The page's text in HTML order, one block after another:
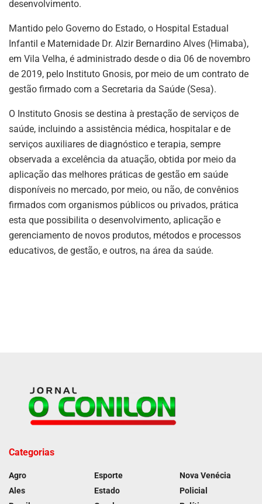
desenvolvimento.
Mantido pelo Governo do Estado, o Hospital Estadual
Infantil e Maternidade Dr. Alzir Bernardino Alves (Himaba),
em Vila Velha, é administrado desde o dia 06 de novembro
de 2019, pelo Instituto Gnosis, por meio de um contrato de
gestão firmado com a Secretaria da Saúde (Sesa).
O Instituto Gnosis se destina à prestação de serviços de
saúde, incluindo a assistência médica, hospitalar e de
serviços auxiliares de diagnóstico e terapia, sempre
observada a excelência da atuação, obtida por meio da
aplicação das melhores práticas de gestão em saúde
disponíveis no mercado, por meio, ou não, de convênios
firmados com organismos públicos ou privados, prática
esta que possibilita o desenvolvimento, aplicação e
gerenciamento de novos produtos, métodos e processos
educativos, de gestão, e outros, na área da saúde.
Categorias
Agro
Ales
Esporte
Estado
Nova Venécia
Policial